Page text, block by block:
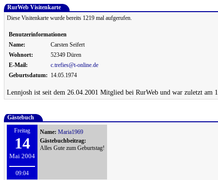
RurWeb Visitenkarte
Diese Visitenkarte wurde bereits 1219 mal aufgerufen.
Benutzerinformationen
Name:
Carsten Seifert
Wohnort:
52349 Düren
E-Mail:
c.trefies@t-online.de
Geburtsdatum: 14.05.1974
Lennjosh ist seit dem 26.04.2001 Mitglied bei RurWeb und war zuletzt am
Gästebuch
Freitag
14
Mai 2004
09:04
Name: Maria1969
Gästebuchbeitrag:
Alles Gute zum Geburtstag!